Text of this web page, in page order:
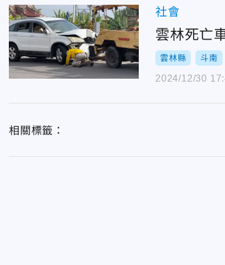
社會
雲林死亡
雲林縣 斗南
2024/12/30
相關標籤：